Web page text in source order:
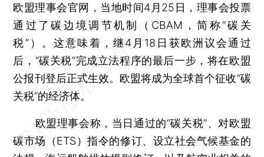
欧盟理事会官网，当地时间4月25日，理事会投票
通过了碳边境调节机制（CBAM，简称“碳关
税”）。这意味着，继4月18日获欧洲议会通过
后，“碳关税”完成立法程序的最后一步，将在欧盟
公报刊登后正式生效。欧盟将成为全球首个征收“碳
关税”的经济体。
欧盟理事会称，当日通过的“碳关税”、对欧盟
碳市场（ETS）指令的修订、设立社会气候基金的